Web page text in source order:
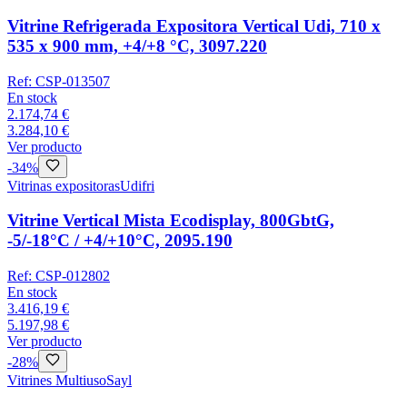
Vitrine Refrigerada Expositora Vertical Udi, 710 x
535 x 900 mm, +4/+8 °C, 3097.220
Ref: CSP-013507
En stock
2.174,74 €
3.284,10 €
Ver producto
-34%
Vitrinas expositorasUdifri
Vitrine Vertical Mista Ecodisplay, 800GbtG,
-5/-18°C / +4/+10°C, 2095.190
Ref: CSP-012802
En stock
3.416,19 €
5.197,98 €
Ver producto
-28%
Vitrines MultiusoSayl